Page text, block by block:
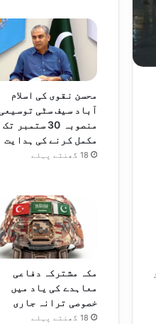
محسن نقوی کی اسلام
آباد سیف سٹی توسیعی
منصوبہ 30 ستمبر تک
مکمل کرنے کی ہدایت
18 گھنٹے پہلے
مکہ مشترکہ دفاعی
معاہدے کی یاد میں
خصوصی ترانہ جاری
18 گھنٹے پہلے